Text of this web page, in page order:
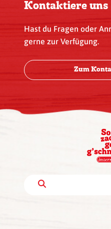
Kontaktiere uns
Hast du Fragen oder
gerne zur Verfügung.
Zum